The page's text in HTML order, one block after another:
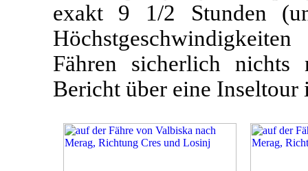
exakt 9 1/2 Stunden
Fähren sicherlich nichts
Bericht über eine Inseltour